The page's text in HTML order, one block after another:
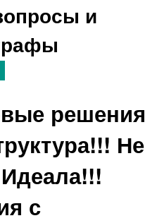
и
решения
Не
с